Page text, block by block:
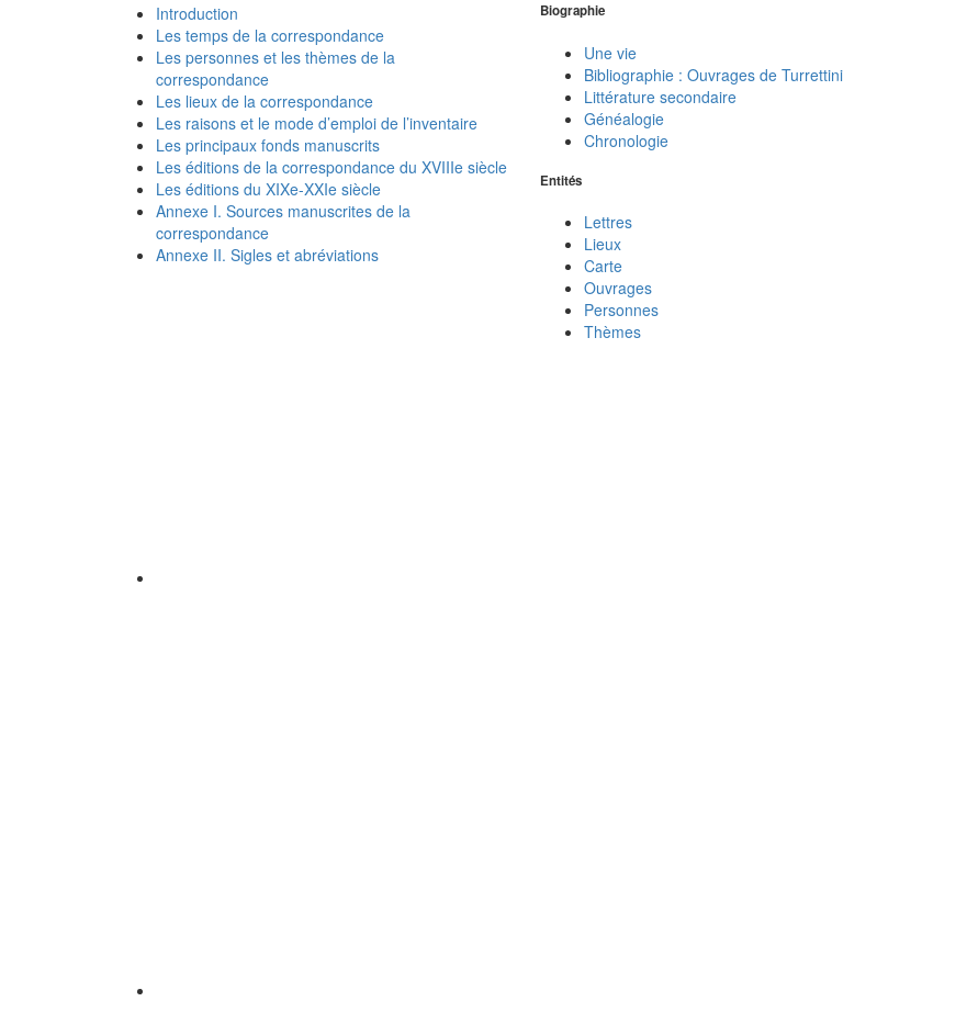
Introduction
Les temps de la correspondance
Les personnes et les thèmes de la
correspondance
Les lieux de la correspondance
Les raisons et le mode d’emploi de l’inventaire
Les principaux fonds manuscrits
Les éditions de la correspondance du XVIIIe siècle
Les éditions du XIXe-XXIe siècle
Annexe I. Sources manuscrites de la
correspondance
Annexe II. Sigles et abréviations
Biographie
Une vie
Bibliographie : Ouvrages de Turrettini
Littérature secondaire
Généalogie
Chronologie
Entités
Lettres
Lieux
Carte
Ouvrages
Personnes
Thèmes